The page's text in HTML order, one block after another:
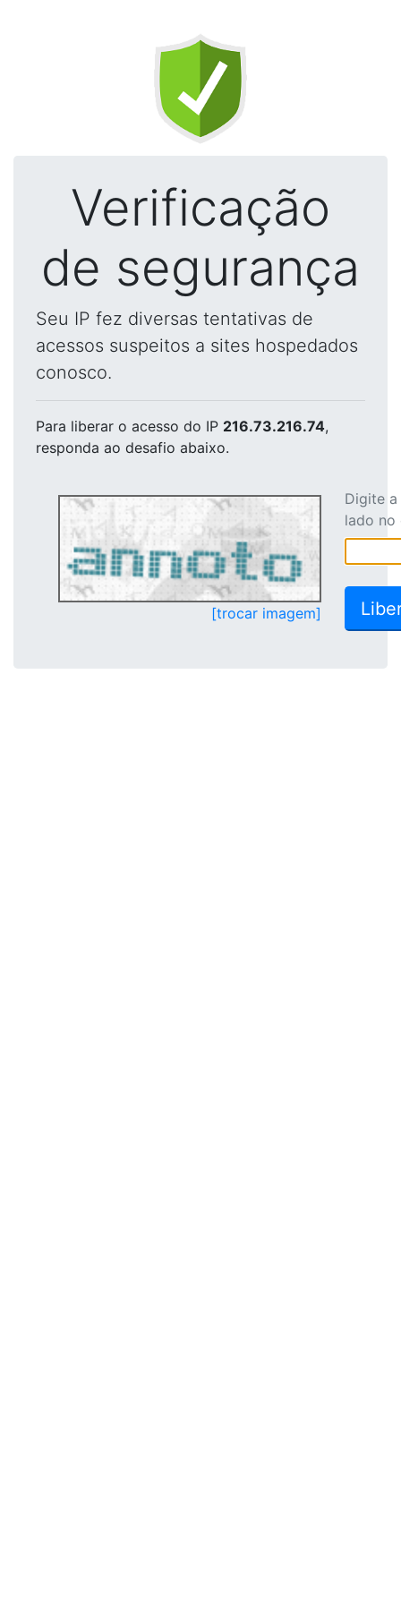
Verificação
de segurança
Seu IP fez diversas tentativas de
acessos suspeitos a sites hospedados
conosco.
Para liberar o acesso do IP 216.73.216.74,
responda ao desafio abaixo.
[trocar imagem]
Digite
lado no